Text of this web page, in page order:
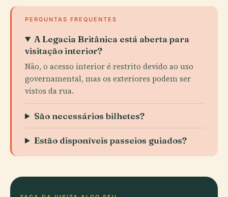
PERGUNTAS FREQUENTES
A Legacia Britânica está aberta para
visitação interior?
Não, o acesso interior é restrito devido ao uso
governamental, mas os exteriores podem ser
vistos da rua.
São necessários bilhetes?
Estão disponíveis passeios guiados?